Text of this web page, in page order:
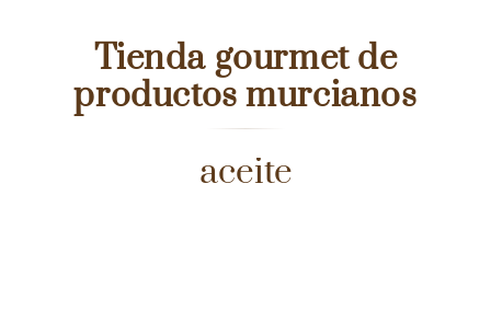
Tienda gourmet de
productos murcianos
aceite